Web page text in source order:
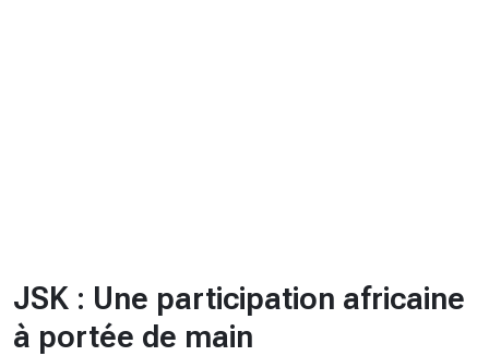
JSK : Une participation africaine
à portée de main